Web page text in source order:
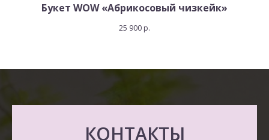
Букет WOW «Абрикосовый чизкейк»
25 900 р.
КОНТАКТЫ